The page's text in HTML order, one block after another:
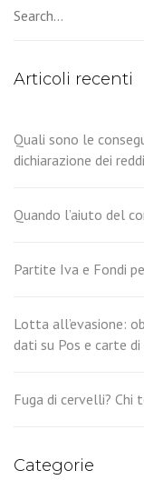
Articoli recenti
Quali sono le
dichiarazione dei
Quando l’aiuto del
Partite Iva e Fondi
Lotta all’evasione:
dati su Pos e carte
Fuga di cervelli? Chi
Categorie